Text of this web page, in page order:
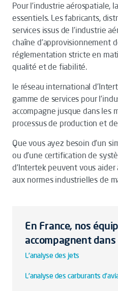
Pour l’industrie aérospatiale,
essentiels. Les fabricants,
services issus de l’industrie
chaîne d’approvisionnement
réglementation stricte en
qualité et de fiabilité.
le réseau international
gamme de services pour
accompagne jusque dans les
processus de production et
Que vous ayez besoin d’un
ou d’une certification de
d'Intertek peuvent vous
aux normes industrielles de
En France, nos
accompagnent dans
L'analyse des jets
L'analyse des carburants